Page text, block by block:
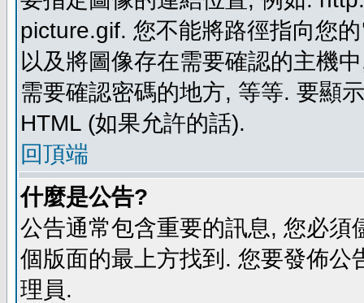
picture.gif. 您不能將路徑指向您
以及將圖像存在需要確認的主機
需要確認密碼的地方, 等等. 要顯
HTML (如果允許的話).
回頂端
什麼是公告?
公告通常包含重要的訊息, 您必
個版面的最上方找到. 您要發佈
理員.